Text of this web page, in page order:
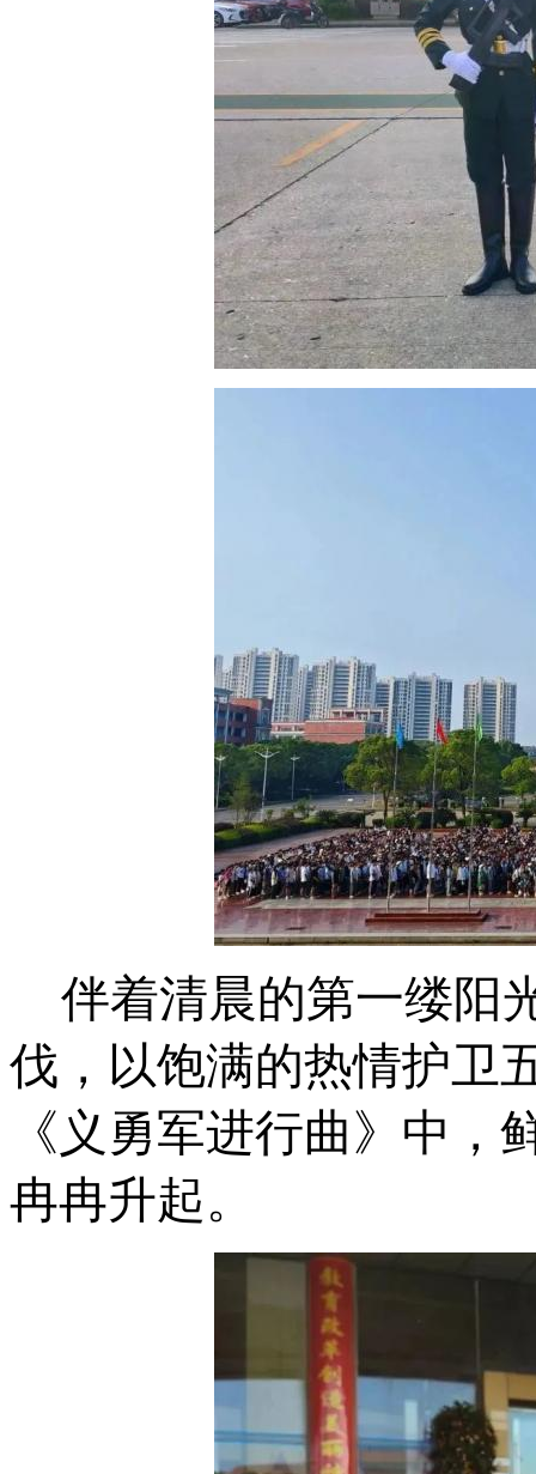
伴着清晨的第一缕阳
伐，以饱满的热情护卫
《义勇军进行曲》中
冉冉升起。